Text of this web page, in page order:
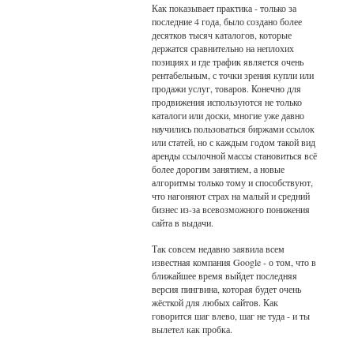
Как показывает практика - только за
последние 4 года, было создано более
десятков тысяч каталогов, которые
держатся сравнительно на неплохих
позициях и где трафик является очень
рентабельным, с точки зрения купли или
продажи услуг, товаров. Конечно для
продвижения используются не только
каталоги или доски, многие уже давно
научились пользоваться биржами ссылок
или статей, но с каждым годом такой вид
аренды ссылочной массы становиться всё
более дорогим занятием, а новые
алгоритмы только тому и способствуют,
что нагоняют страх на малый и средний
бизнес из-за всевозможного понижения
сайта в выдачи.
Так совсем недавно заявила всем
известная компания Google - о том, что в
ближайшее время выйдет последняя
версия пингвина, которая будет очень
жёсткой для любых сайтов. Как
говорится шаг влево, шаг не туда - и ты
вылетел как пробка.